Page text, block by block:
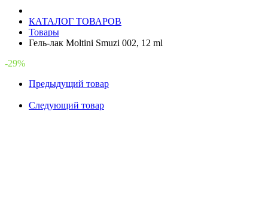
КАТАЛОГ ТОВАРОВ
Товары
Гель-лак Moltini Smuzi 002, 12 ml
-29%
Предыдущий товар
Следующий товар